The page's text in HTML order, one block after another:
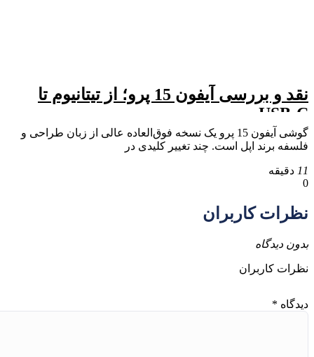
نقد و بررسی آیفون 15 پرو؛ از تیتانیوم تا
USB-C
گوشی آیفون 15 پرو یک نسخه فوق‌العاده عالی از زبان طراحی و
فلسفه برند اپل است. چند تغییر کلیدی در
11 دقیقه
0
نظرات کاربران
بدون دیدگاه
نظرات کاربران
دیدگاه *